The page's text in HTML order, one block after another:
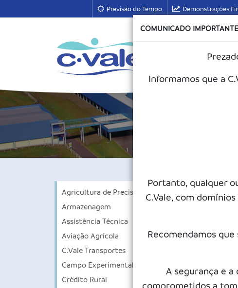
Previsão do Tempo Demonstrações
A
Agricultura de Precisão
Armazenagem
Assistência Técnica
Aviação Agrícola
C.Vale Transportes
Campo Experimental
Crédito Rural
- Apoio
-
COMUNICADO IMPORTANTE
Informamos que a
Portanto, qualquer
C.Vale, com
Recomendamos
A segurança e
comprometidos a